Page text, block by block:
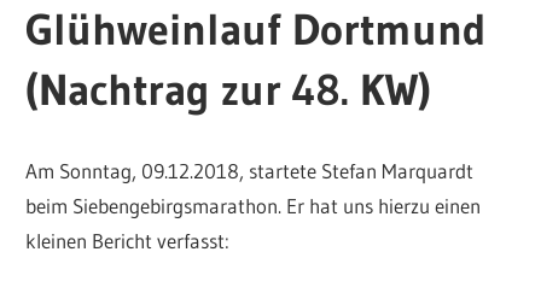
Glühweinlauf Dortmund
(Nachtrag zur 48. KW)
Am Sonntag, 09.12.2018, startete Stefan Marquardt
beim Siebengebirgsmarathon. Er hat uns hierzu einen
kleinen Bericht verfasst: